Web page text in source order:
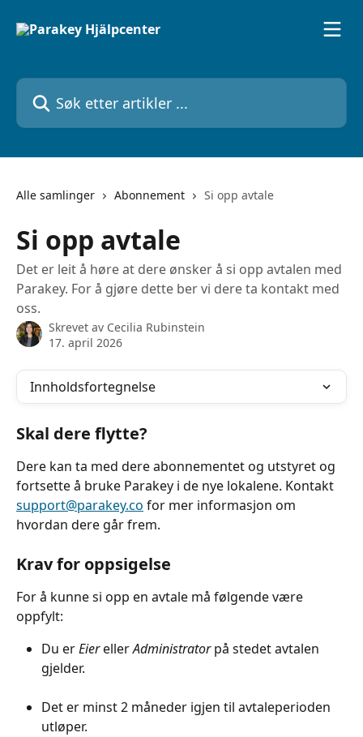
Søk etter artikler ...
Alle samlinger Abonnement Si opp avtale
Si opp avtale
Det er leit å høre at dere ønsker å si opp avtalen med
Parakey. For å gjøre dette ber vi dere ta kontakt med
oss.
Skrevet av Cecilia Rubinstein
17. april 2026
Innholdsfortegnelse
Skal dere flytte?
Dere kan ta med dere abonnementet og utstyret og
fortsette å bruke Parakey i de nye lokalene. Kontakt
support@parakey.co for mer informasjon om
hvordan dere går frem.
Krav for oppsigelse
For å kunne si opp en avtale må følgende være
oppfylt:
Du er Eier eller Administrator på stedet avtalen
gjelder.
Det er minst 2 måneder igjen til avtaleperioden
utløper.